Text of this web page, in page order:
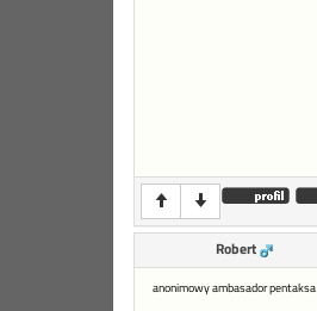
Robert
anonimowy ambasador pentaksa